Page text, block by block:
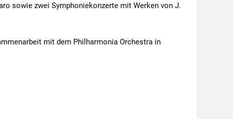
sowie zwei Symphoniekonzerte mit Werken von J.
mit dem Philharmonia Orchestra in